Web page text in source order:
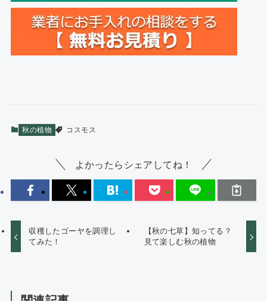
秋の植物 コスモス
よかったらシェアしてね！
収穫したゴーヤを調理し
てみた！
【秋の七草】知ってる？
見て楽しむ秋の植物